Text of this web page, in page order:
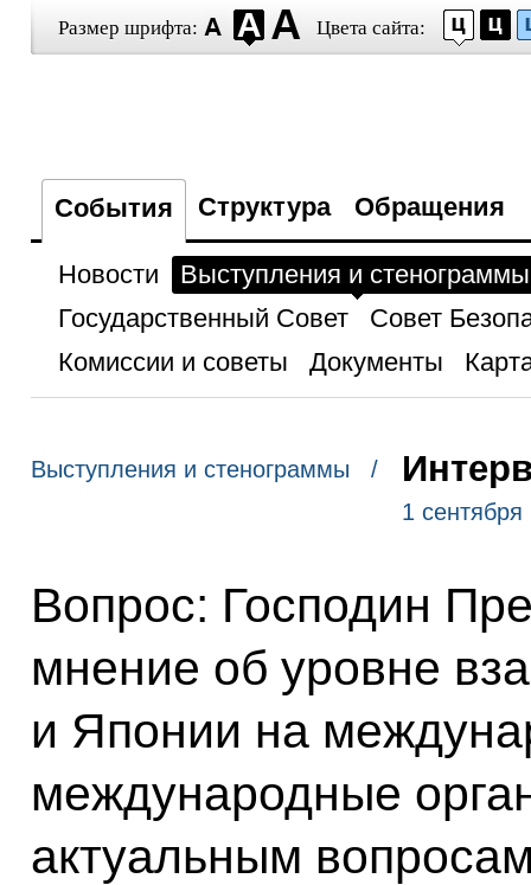
Размер шрифта: Цвета сайта:
События Структура Обращения
Новости
Выступления и стенограммы
Государственный Совет
Совет
Комиссии и советы
Документы
Выступления и стенограммы /
1 сентября
Вопрос: Господин
мнение об уровне
и Японии на
международные
актуальным